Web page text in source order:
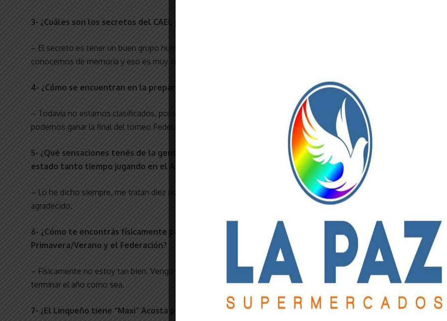
3- ¿Cuáles son los secretos del CAEL para estar comandando todos los certámenes que juega?
– El secreto es tener un buen grupo humano. Entramos a la cancha y sabemos lo que tenemos que hacer. Nos
conocemos de memoria y eso es muy importante.
4- ¿Cómo se encuentran en la preparación para el nuevo Torneo Regional Federal Amateur 2020?
– Todavía no estamos clasificados, por lo que tengo entendido, por el tema de papeles, pero eso se resolverá si
podemos ganar la final del torneo Federación.
5- ¿Qué sensaciones tenés de la gente de El Linqueño, dirigentes, hinchas y compañeros, después de
estado tanto tiempo jugando en el Albiazul?
– Lo he dicho siempre, me tratan diez puntos en el club. En general me siento muy cómodo y, la verdad, estoy muy
agradecido.
6- ¿Cómo te encontrás físicamente para enfrentar las instancias finales de los dos torneos, el
Primavera/Verano y el Federación?
– Físicamente no estoy tan bien. Vengo arrastrando una lesión, pero siempre tirando para adelante. Tengo que
terminar el año como sea.
7- ¿El Linqueño tiene “Maxi” Acosta para rato?